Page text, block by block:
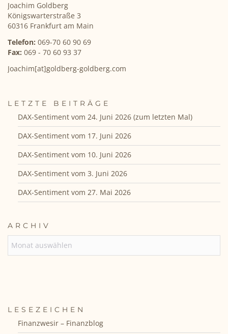
Joachim Goldberg
Königswarterstraße 3
60316 Frankfurt am Main
Telefon: 069-70 60 90 69
Fax: 069 - 70 60 93 37
Joachim[at]goldberg-goldberg.com
LETZTE BEITRÄGE
DAX-Sentiment vom 24. Juni 2026 (zum letzten Mal)
DAX-Sentiment vom 17. Juni 2026
DAX-Sentiment vom 10. Juni 2026
DAX-Sentiment vom 3. Juni 2026
DAX-Sentiment vom 27. Mai 2026
ARCHIV
LESEZEICHEN
Finanzwesir – Finanzblog